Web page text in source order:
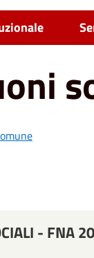
buoni sociali
- FNA